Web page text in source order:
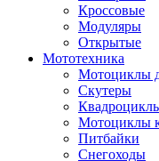
Кроссовые
Модуляры
Открытые
Мототехника
Мотоциклы
Скутеры
Мотоциклы
Питбайки
Снегоходы